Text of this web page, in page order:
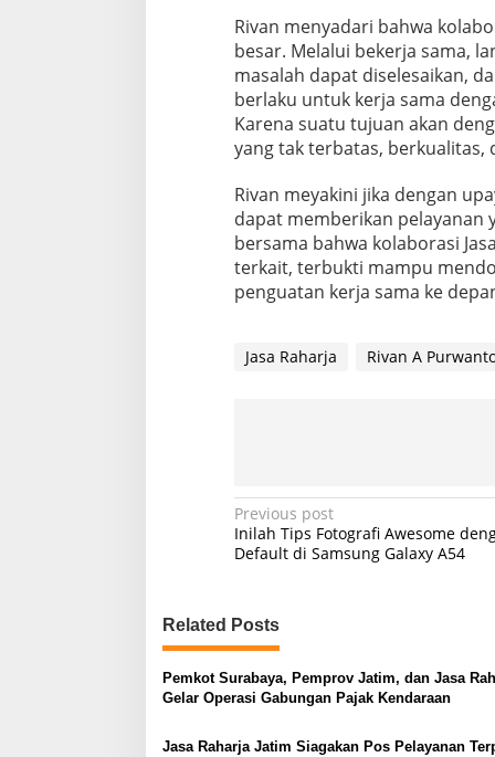
a
B
e
r
k
e
n
u
t
a
n
s
a
a
Rivan menyadari bahwa
besar. Melalui bekerja sama,
masalah dapat diselesaikan,
berlaku untuk kerja sama
Karena suatu tujuan akan
yang tak terbatas, berkualitas,
Rivan meyakini jika dengan
dapat memberikan pelayanan
bersama bahwa kolaborasi
terkait, terbukti mampu
penguatan kerja sama ke
Jasa Raharja Rivan A
P
o
t
n
a
v
i
Previous post
Inilah Tips Fotografi Awesome
Default di Samsung Galaxy A54
Related Posts
Pemkot Surabaya, Pemprov Jatim, dan Jasa
Gelar Operasi Gabungan Pajak Kendaraan
Jasa Raharja Jatim Siagakan Pos Pelayanan